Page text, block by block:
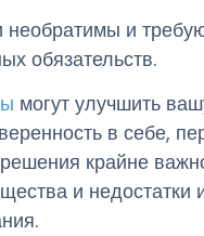
необратимы и
обязательств.
могут улучшить
в себе,
крайне
и недостатки